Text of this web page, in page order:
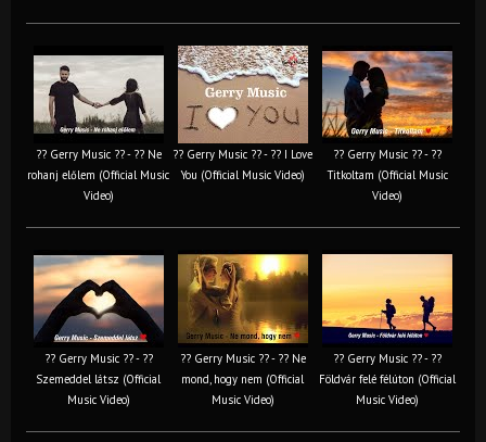
?? Gerry Music ?? - ?? Ne
rohanj előlem (Official Music
Video)
?? Gerry Music ?? - ?? I Love
You (Official Music Video)
?? Gerry Music ?? - ??
Titkoltam (Official Music
Video)
?? Gerry Music ?? - ??
Szemeddel látsz (Official
Music Video)
?? Gerry Music ?? - ?? Ne
mond, hogy nem (Official
Music Video)
?? Gerry Music ?? - ??
Földvár felé félúton (Official
Music Video)